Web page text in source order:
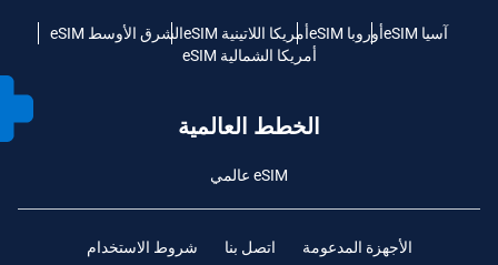
آسيا eSIM أوروبا eSIM أمريكا اللاتينية eSIM
الشرق الأوسط eSIM
أمريكا الشمالية eSIM
الخطط العالمية
eSIM عالمي
الأجهزة المدعومة اتصل بنا شروط الاستخدام